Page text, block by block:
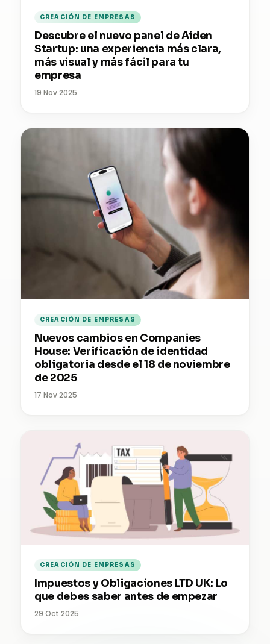
CREACIÓN DE EMPRESAS
Descubre el nuevo panel de Aiden
Startup: una experiencia más clara,
más visual y más fácil para tu
empresa
19 Nov 2025
CREACIÓN DE EMPRESAS
Nuevos cambios en Companies
House: Verificación de identidad
obligatoria desde el 18 de noviembre
de 2025
17 Nov 2025
CREACIÓN DE EMPRESAS
Impuestos y Obligaciones LTD UK: Lo
que debes saber antes de empezar
29 Oct 2025